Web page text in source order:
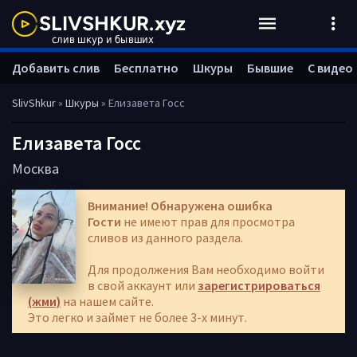
SlivShkur» Шкуры » Елизавета Госс
Елизавета Госс
Москва
Внимание! Обнаружена ошибка
Гости не имеют прав для просмотра
сливов из данного раздела.
Для продолжения Вам необходимо войти
в свой аккаунт или зарегистрироваться
(жми) на нашем сайте.
Это легко и займет не более 3-х минут.
Добавить слив Бесплатно Шкуры Бывшие С видео